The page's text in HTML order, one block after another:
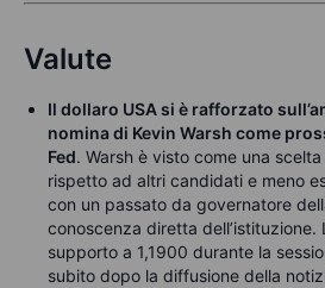
Valute
Il dollaro USA si è rafforzato
nomina di Kevin Warsh come
Fed. Warsh è visto come una
rispetto ad altri candidati e meno
con un passato da governatore
conoscenza diretta dell’istituzione.
supporto a 1,1900 durante la
subito dopo la diffusione della